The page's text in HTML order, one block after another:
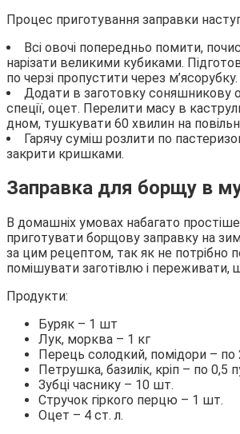
Процес приготування заправки
Всі овочі попередньо помити,
нарізати великими кубиками.
по черзі пропустити через м’ясорубку.
Додати в заготовку соняшникову
спеції, оцет. Перелити масу в
дном, тушкувати 60 хвилин на
Гарячу суміш розлити по
закрити кришками.
Заправка для борщу в
В домашніх умовах набагато
приготувати борщову заправку на
за цим рецептом, так як не потрібно
помішувати заготівлю і переживати,
Продукти:
Буряк – 1 шт
Лук, морква – 1 кг
Перець солодкий, помідори – по
Петрушка, базилік, кріп – по 0,5
Зубці часнику – 10 шт.
Стручок гіркого перцю – 1 шт.
Оцет – 4 ст. л.